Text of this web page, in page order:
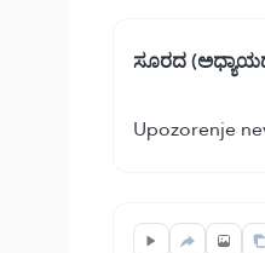
ಸೂರದ
Upozorenje